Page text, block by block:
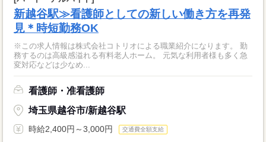
新越谷駅≫看護師としての新しい働き方を再発
見＊時短勤務OK
※この求人情報は株式会社コトリオによる職業紹介になります。 勤
務するのは高級感溢れる有料老人ホーム。 元気な利用者様も多く急
変対応などは少なめ...
看護師・准看護師
埼玉県越谷市/新越谷駅
時給2,400円～3,000円 交通費全額支給